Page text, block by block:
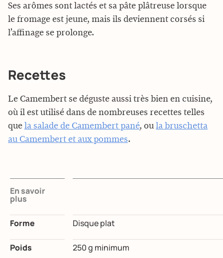
Ses arômes sont lactés et sa pâte plâtreuse lorsque
le fromage est jeune, mais ils deviennent corsés si
l’affinage se prolonge.
Recettes
Le Camembert se déguste aussi très bien en cuisine,
où il est utilisé dans de nombreuses recettes telles
que la salade de Camembert pané, ou la bruschetta
au Camembert et aux pommes.
En savoir
plus
Forme Disque plat
Poids 250 g minimum